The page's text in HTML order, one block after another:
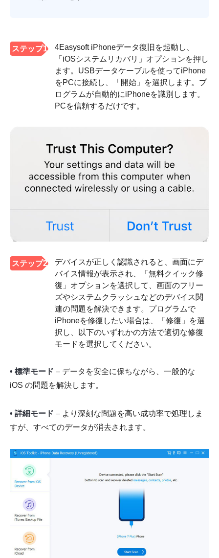
ステップ1
4Easysoft iPhoneデータ復旧を起動し、
「iOSシステムリカバリ」オプションを押し
ます。USBデータケーブルを使ってiPhone
をPCに接続し、「開始」を選択します。プ
ログラムが自動的にiPhoneを識別します。
PCを信頼するだけです。
ステップ2
デバイスが正しく認識されると、画面にデ
バイス情報が表示され、「無料クイック修
復」オプションを選択して、画面のフリー
ズやシステムクラッシュなどのデバイス関
連の問題を解決できます。プログラムで
iPhoneを修復したい場合は、「修復」を選
択し、以下のいずれかの方法で適切な修復
モードを選択してください。
• 標準モード – データを安全に保ちながら、一般的な
iOS の問題を解決します。
• 詳細モード – より深刻な問題を高い成功率で処理しま
すが、すべてのデータが消去されます。